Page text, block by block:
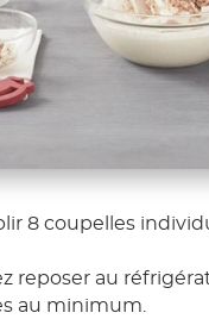
8 coupelles
reposer au
au minimum.